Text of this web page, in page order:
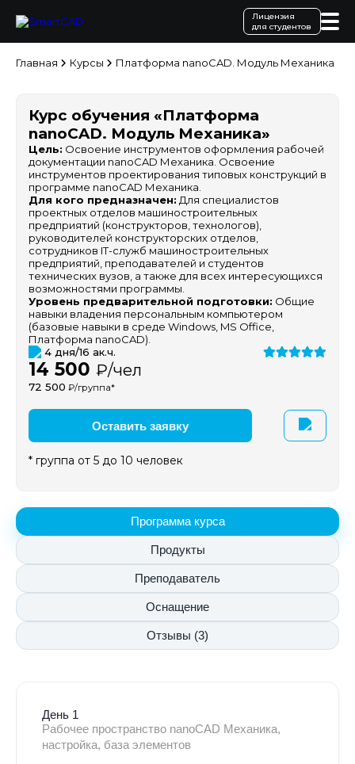
Лицензия
для студентов
Главная Курсы Платформа nanoCAD. Модуль Механика
Курс обучения «Платформа
nanoCAD. Модуль Механика»
Цель: Освоение инструментов оформления рабочей
документации nanoCAD Механика. Освоение
инструментов проектирования типовых конструкций в
программе nanoCAD Механика.
Для кого предназначен: Для специалистов
проектных отделов машиностроительных
предприятий (конструкторов, технологов),
руководителей конструкторских отделов,
сотрудников IT-служб машиностроительных
предприятий, преподавателей и студентов
технических вузов, а также для всех интересующихся
возможностями программы.
Уровень предварительной подготовки: Общие
навыки владения персональным компьютером
(базовые навыки в среде Windows, MS Office,
Платформа nanoCAD).
4 дня/16 ак.ч.
14 500 ₽/чел
72 500 ₽/группа*
Оставить заявку
* группа от 5 до 10 человек
Программа курса
Продукты
Преподаватель
Оснащение
Отзывы (3)
День 1
Рабочее пространство nanoCAD Механика,
настройка, база элементов